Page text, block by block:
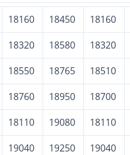
18160 18450
18160
18320 18580
18320
18550 18765
18510
18760 18950
18700
18110 19080
18110
19040 19250
19040